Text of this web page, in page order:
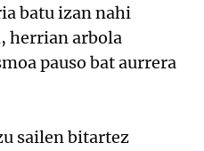
batu izan nahi
herrian arbola
pauso bat aurrera
sailen bitartez